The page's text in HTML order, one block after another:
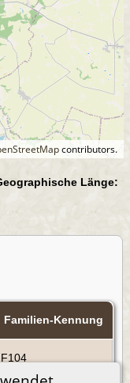
contributors.
Länge:
Familien-Kennung
F104